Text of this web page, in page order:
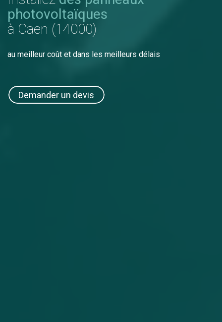
photovoltaïques
à Caen (14000)
au meilleur coût et dans les meilleurs délais
Demander un devis